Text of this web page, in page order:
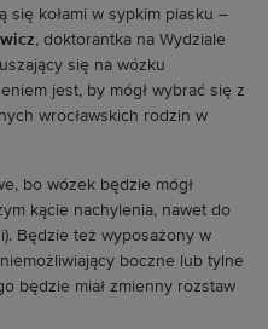
się kołami w sypkim piasku –
, doktorantka na Wydziale
się na wózku
jest, by mógł wybrać się z
wrocławskich rodzin w
bo wózek będzie mógł
kącie nachylenia, nawet do
Będzie też wyposażony w
boczne lub tylne
będzie miał zmienny rozstaw